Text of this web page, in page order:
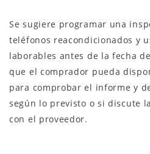
Se sugiere programar una
teléfonos reacondicionados y
laborables antes de la fecha
que el comprador pueda
para comprobar el informe y
según lo previsto o si discute
con el proveedor.